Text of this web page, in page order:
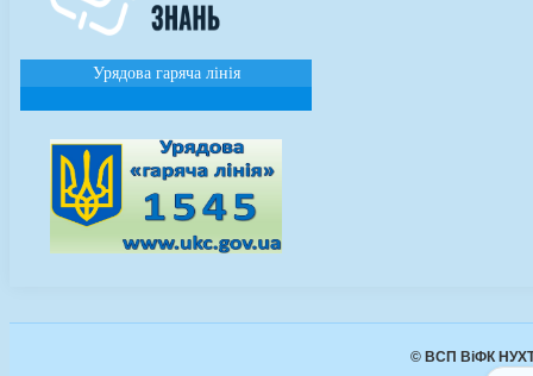
Урядова гаряча лінія
© ВСП ВіФК НУХТ